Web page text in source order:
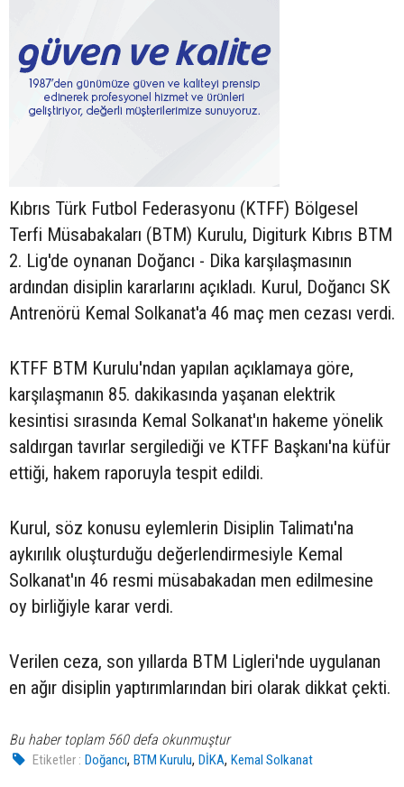
Kıbrıs Türk Futbol Federasyonu (KTFF) Bölgesel
Terfi Müsabakaları (BTM) Kurulu, Digiturk Kıbrıs BTM
2. Lig'de oynanan Doğancı - Dika karşılaşmasının
ardından disiplin kararlarını açıkladı. Kurul, Doğancı SK
Antrenörü Kemal Solkanat'a 46 maç men cezası verdi.
KTFF BTM Kurulu'ndan yapılan açıklamaya göre,
karşılaşmanın 85. dakikasında yaşanan elektrik
kesintisi sırasında Kemal Solkanat'ın hakeme yönelik
saldırgan tavırlar sergilediği ve KTFF Başkanı'na küfür
ettiği, hakem raporuyla tespit edildi.
Kurul, söz konusu eylemlerin Disiplin Talimatı'na
aykırılık oluşturduğu değerlendirmesiyle Kemal
Solkanat'ın 46 resmi müsabakadan men edilmesine
oy birliğiyle karar verdi.
Verilen ceza, son yıllarda BTM Ligleri'nde uygulanan
en ağır disiplin yaptırımlarından biri olarak dikkat çekti.
Bu haber toplam 560 defa okunmuştur
Etiketler : Doğancı,BTM Kurulu,DİKA,Kemal Solkanat